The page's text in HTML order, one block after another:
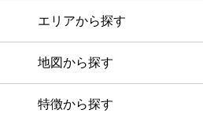
エリアから探す
地図から探す
特徴から探す